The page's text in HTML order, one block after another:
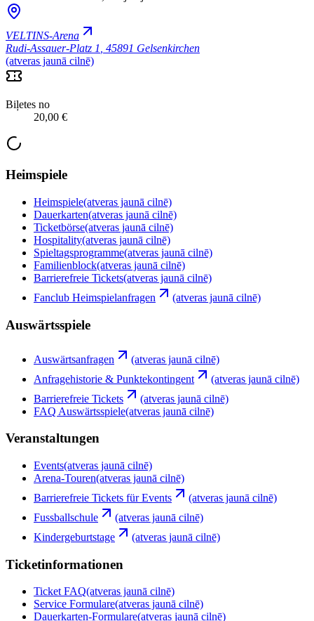
VELTINS-Arena
Rudi-Assauer-Platz 1 45891 Gelsenkirchen
(atveras jaunā cilnē)
Biļetes no
20,00 €
Heimspiele
Heimspiele(atveras jaunā cilnē)
Dauerkarten(atveras jaunā cilnē)
Ticketbörse(atveras jaunā cilnē)
Hospitality(atveras jaunā cilnē)
Spieltagsprogramme(atveras jaunā cilnē)
Familienblock(atveras jaunā cilnē)
Barrierefreie Tickets(atveras jaunā cilnē)
Fanclub Heimspielanfragen
(atveras jaunā cilnē)
Auswärtsspiele
Auswärtsanfragen
(atveras jaunā cilnē)
Anfragehistorie & Punktekontingent
(atveras jaunā cilnē)
Barrierefreie Tickets
(atveras jaunā cilnē)
FAQ Auswärtsspiele(atveras jaunā cilnē)
Veranstaltungen
Events(atveras jaunā cilnē)
Arena-Touren(atveras jaunā cilnē)
Barrierefreie Tickets für Events
(atveras jaunā cilnē)
Fussballschule
(atveras jaunā cilnē)
Kindergeburtstage
(atveras jaunā cilnē)
Ticketinformationen
Ticket FAQ(atveras jaunā cilnē)
Service Formulare(atveras jaunā cilnē)
Dauerkarten-Formulare(atveras jaunā cilnē)